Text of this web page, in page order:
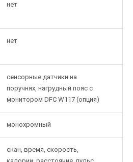
нет
нет
сенсорные датчики на
поручнях, нагрудный пояс с
монитором DFC W117 (опция)
монохромный
скан, время, скорость,